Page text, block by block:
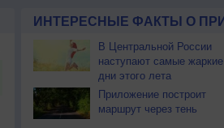
ИНТЕРЕСНЫЕ ФАКТЫ О
В Центральной России
наступают самые жаркие
дни этого лета
Приложение построит
маршрут через тень